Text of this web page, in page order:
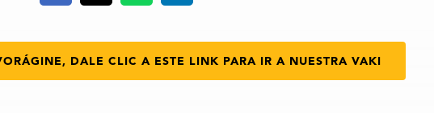
DALE CLIC A ESTE LINK PARA IR A NUESTRA VAKI